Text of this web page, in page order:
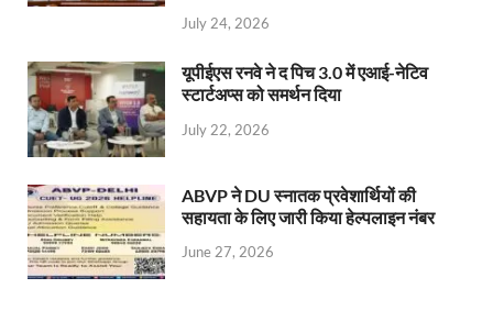
July 24, 2026
यूपीईएस रनवे ने द पिच 3.0 में एआई-नेटिव
स्टार्टअप्स को समर्थन दिया
July 22, 2026
ABVP ने DU स्नातक प्रवेशार्थियों की
सहायता के लिए जारी किया हेल्पलाइन नंबर
June 27, 2026